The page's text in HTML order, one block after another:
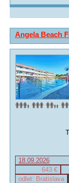
Angela Beach
18.09.2026
643 €
odlet: Bratislava